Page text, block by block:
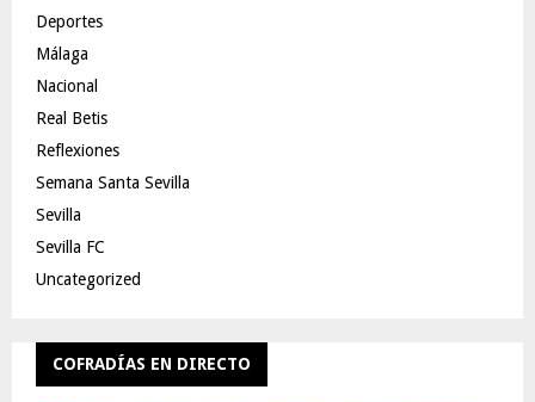
Deportes
Málaga
Nacional
Real Betis
Reflexiones
Semana Santa Sevilla
Sevilla
Sevilla FC
Uncategorized
COFRADÍAS EN DIRECTO